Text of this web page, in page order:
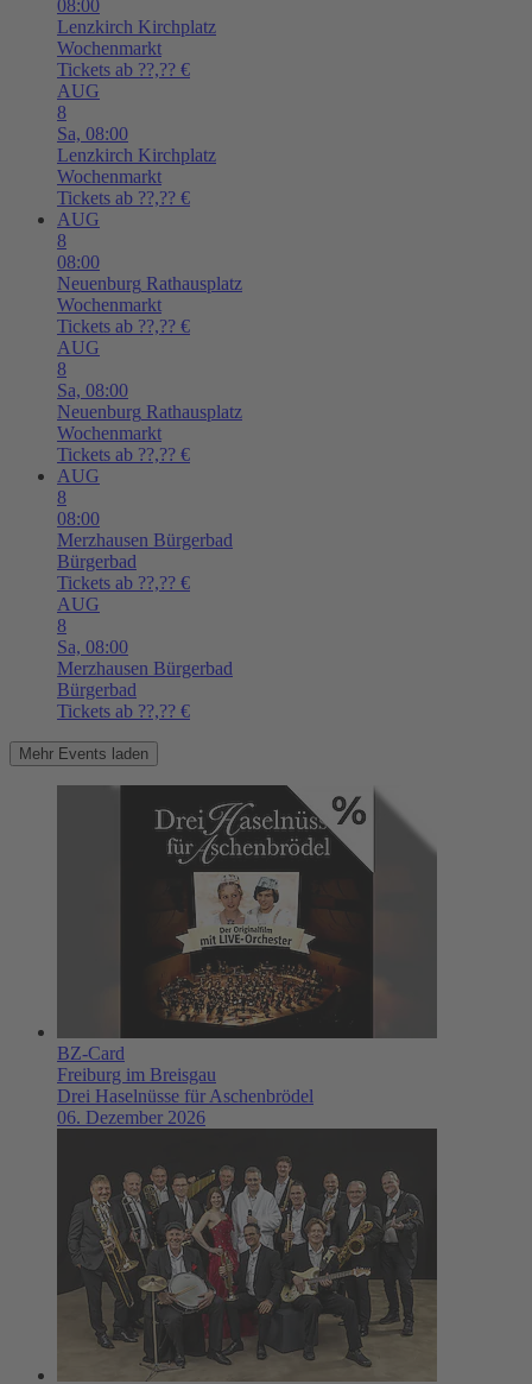
08:00
Lenzkirch Kirchplatz
Wochenmarkt
Tickets ab ??,?? €
AUG
8
Sa, 08:00
Lenzkirch Kirchplatz
Wochenmarkt
Tickets ab ??,?? €
AUG
8
08:00
Neuenburg Rathausplatz
Wochenmarkt
Tickets ab ??,?? €
AUG
8
Sa, 08:00
Neuenburg Rathausplatz
Wochenmarkt
Tickets ab ??,?? €
AUG
8
08:00
Merzhausen Bürgerbad
Bürgerbad
Tickets ab ??,?? €
AUG
8
Sa, 08:00
Merzhausen Bürgerbad
Bürgerbad
Tickets ab ??,?? €
Mehr Events laden
BZ-Card
Freiburg im Breisgau
Drei Haselnüsse für Aschenbrödel
06. Dezember 2026